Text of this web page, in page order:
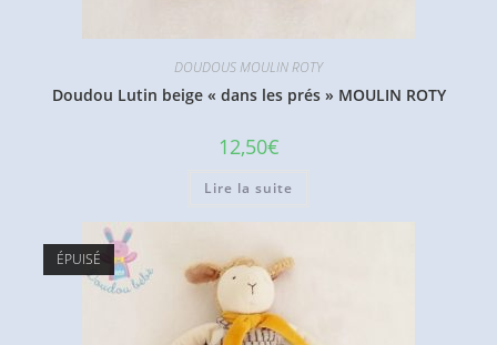
DOUDOUS MOULIN ROTY
Doudou Lutin beige « dans les prés » MOULIN ROTY
12,50€
Lire la suite
ÉPUISÉ